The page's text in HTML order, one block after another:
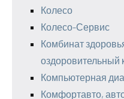
Колесо
Колесо-Сервис
Комбинат
оздоровительный
Компьютерная
Комфортавто,